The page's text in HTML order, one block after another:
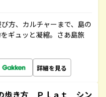
方、カルチャーまで、島の
ギュッと凝縮。さあ島旅
詳細を見る
歩き方 Ｐｌａｔ シン